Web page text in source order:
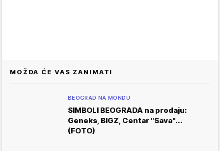
MOŽDA ĆE VAS ZANIMATI
BEOGRAD NA MONDU
SIMBOLI BEOGRADA na prodaju:
Geneks, BIGZ, Centar "Sava"...
(FOTO)